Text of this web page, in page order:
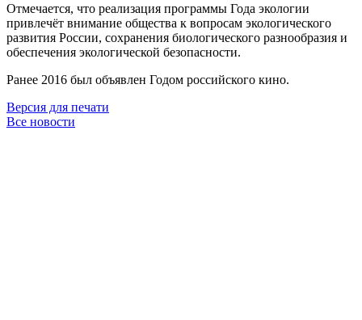
Отмечается, что реализация программы Года экологии
привлечёт внимание общества к вопросам экологического
развития России, сохранения биологического разнообразия и
обеспечения экологической безопасности.
Ранее 2016 был объявлен Годом российского кино.
Версия для печати
Все новости